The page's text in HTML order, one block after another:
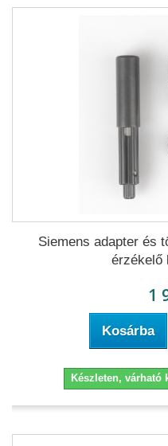
Siemens adapter és
érzékelő
1
Kosárba
Készleten, várható